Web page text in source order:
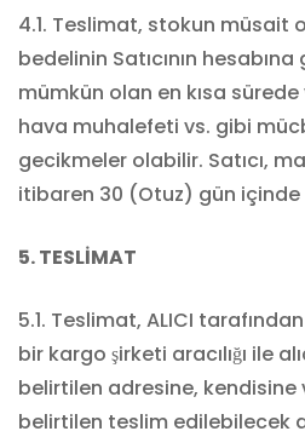
4.1. Teslimat, stokun müsait
bedelinin Satıcının
mümkün olan en kısa sürede
hava muhalefeti vs. gibi
gecikmeler olabilir. Satıcı,
itibaren 30 (Otuz) gün
5. TESLİMAT
5.1. Teslimat, ALICI
bir kargo şirketi aracılığı ile
belirtilen adresine, kendisine
belirtilen teslim edilebilecek